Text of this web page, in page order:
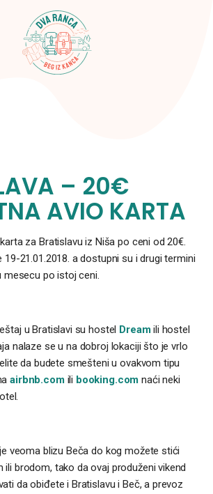
– 20€
AVIO KARTA
za Bratislavu iz Niša po ceni od 20€.
19-21.01.2018. a dostupni su i drugi termini
mesecu po istoj ceni.
u Bratislavi su hostel Dreamili hostel
nalaze se u na dobroj lokaciji što je vrlo
da budete smešteni u ovakvom tipu
airbnb.comili booking.com naći neki
veoma blizu Beča do kog možete stići
brodom, tako da ovaj produženi vikend
da obiđete i Bratislavu i Beč, a prevoz